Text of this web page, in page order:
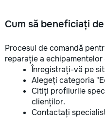
Cum să beneficiați
Procesul de comandă
reparație a
Înregistrați-vă pe
Alegeți categoria
Citiți profilurile
clienților.
Contactați